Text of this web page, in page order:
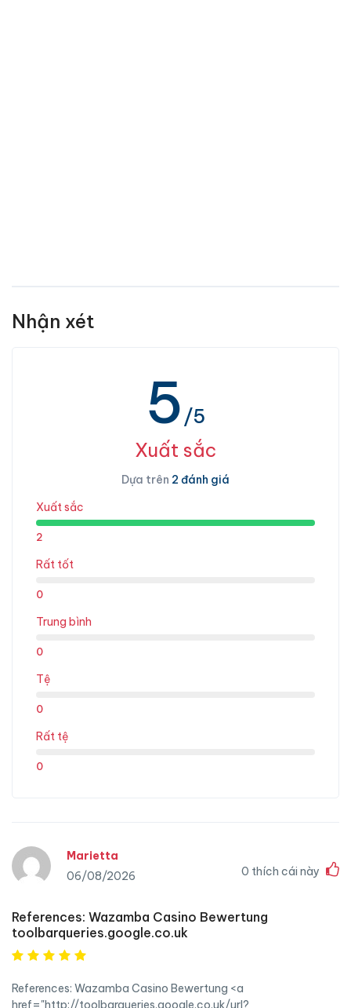
Nhận xét
5 /5
Xuất sắc
Dựa trên 2 đánh giá
Xuất sắc
2
Rất tốt
0
Trung bình
0
Tệ
0
Rất tệ
0
Marietta
06/08/2026
0 thích cái này
References: Wazamba Casino Bewertung
toolbarqueries.google.co.uk
References: Wazamba Casino Bewertung <a